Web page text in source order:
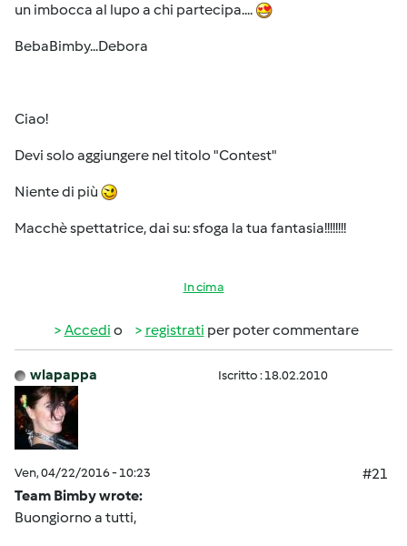
un imbocca al lupo a chi partecipa....
BebaBimby...Debora
Ciao!
Devi solo aggiungere nel titolo "Contest"
Niente di più
Macchè spettatrice, dai su: sfoga la tua fantasia!!!!!!!!
In cima
Accedi o registrati per poter commentare
wlapappa Iscritto : 18.02.2010
Ven, 04/22/2016 - 10:23
#21
Team Bimby wrote:
Buongiorno a tutti,